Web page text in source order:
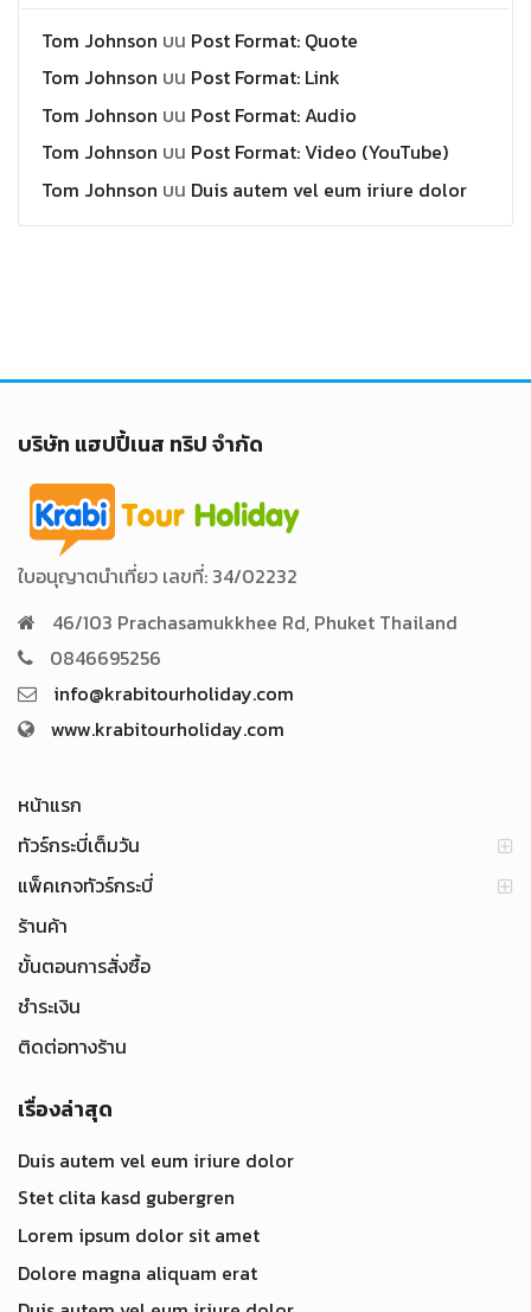
Tom Johnson บน Post Format: Quote
Tom Johnson บน Post Format: Link
Tom Johnson บน Post Format: Audio
Tom Johnson บน Post Format: Video (YouTube)
Tom Johnson บน Duis autem vel eum iriure dolor
บริษัท แฮปปี้เนส ทริป จำกัด
ใบอนุญาตนำเที่ยว เลขที่: 34/02232
46/103 Prachasamukkhee Rd, Phuket Thailand
0846695256
info@krabitourholiday.com
www.krabitourholiday.com
หน้าแรก
ทัวร์กระบี่เต็มวัน
แพ็คเกจทัวร์กระบี่
ร้านค้า
ขั้นตอนการสั่งซื้อ
ชำระเงิน
ติดต่อทางร้าน
เรื่องล่าสุด
Duis autem vel eum iriure dolor
Stet clita kasd gubergren
Lorem ipsum dolor sit amet
Dolore magna aliquam erat